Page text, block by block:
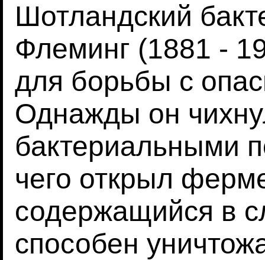
Шотландский
Флеминг (1881 -
для борьбы с
Однажды он
бактериальными
чего открыл
содержащийся в
способен